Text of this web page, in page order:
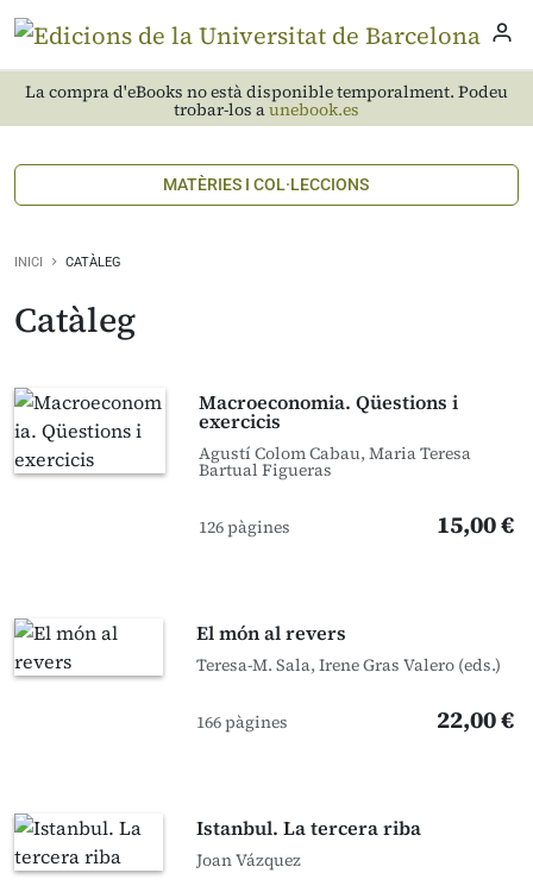
La compra d'eBooks no està disponible temporalment. Podeu
trobar-los aunebook.es
MATÈRIES I COL·LECCIONS
INICI CATÀLEG
Catàleg
Macroeconomia. Qüestions i
exercicis
Agustí Colom Cabau, Maria Teresa
Bartual Figueras
126 pàgines 15,00 €
El món al revers
Teresa-M. Sala, Irene Gras Valero (eds.)
166 pàgines 22,00 €
Istanbul. La tercera riba
Joan Vázquez